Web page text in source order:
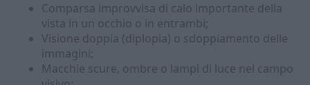
Comparsa improvvisa di calo importante della
vista in un occhio o in entrambi;
Visione doppia (diplopia) o sdoppiamento delle
immagini;
Macchie scure, ombre o lampi di luce nel campo